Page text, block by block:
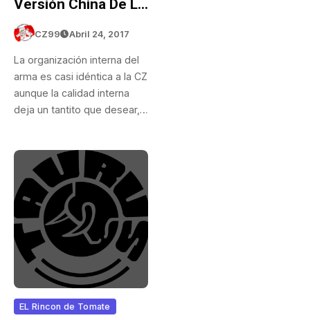
Versión China De La
Famosa Pistola CZ
75. By Tomate©
CZ99 Abril 24, 2017
La organización interna del
arma es casi idéntica a la CZ
aunque la calidad interna
deja un tantito que desear,…
EL Rincon de Tomate